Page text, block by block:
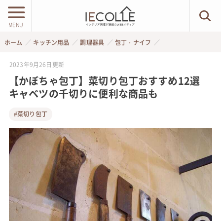
MENU
ホーム キッチン用品 調理器具 包丁・ナイフ
2023年9月26日 更新
【かぼちゃ包丁】菜切り包丁おすすめ12選
キャベツの千切りに便利な商品も
#菜切り包丁